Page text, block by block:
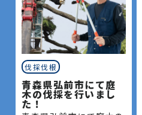
伐採伐根
青森県弘前市にて庭
木の伐採を行いまし
た！